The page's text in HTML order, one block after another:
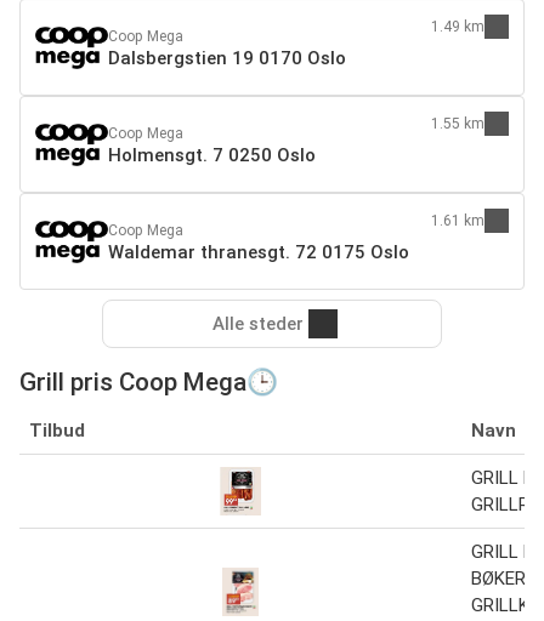
Coop Mega
Dalsbergstien 19 0170 Oslo
1.49 km
Coop Mega
Holmensgt. 7 0250 Oslo
1.55 km
Coop Mega
Waldemar thranesgt. 72 0175 Oslo
1.61 km
Alle steder
Grill pris Coop Mega🕒
Tilbud Navn
GRILL
GRILL